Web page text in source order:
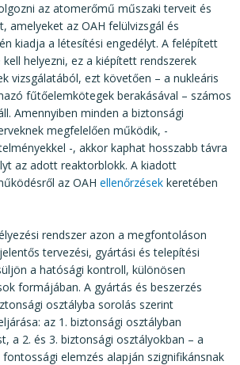
az atomerőmű műszaki terveit és
amelyeket az OAH felülvizsgál és
kiadja a létesítési engedélyt. A felépített
helyezni, ez a kiépített rendszerek
vizsgálatából, ezt követően – a nukleáris
fűtőelemkötegek berakásával – számos
Amennyiben minden a biztonsági
megfelelően működik, -
-, akkor kaphat hosszabb távra
az adott reaktorblokk. A kiadott
az OAH ellenőrzések keretében
rendszer azon a megfontoláson
tervezési, gyártási és telepítési
a hatósági kontroll, különösen
formájában. A gyártás és beszerzés
osztályba sorolás szerint
az 1. biztonsági osztályban
a 2. és 3. biztonsági osztályokban – a
elemzés alapján szignifikánsnak